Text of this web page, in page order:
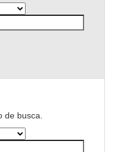
de busca.